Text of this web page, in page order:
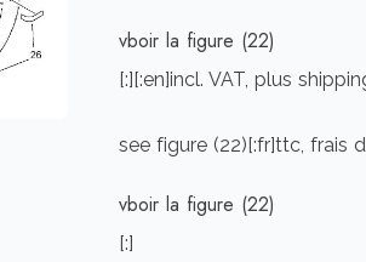
vboir la figure (22)
[:][:en]incl. VAT, plus
see figure (22)[:fr]ttc, frais
vboir la figure (22)
[:]